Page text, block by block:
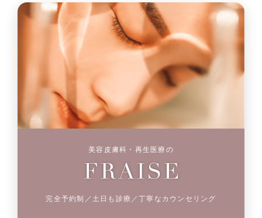
美容皮膚科・再生医療の
完全予約制／土日も診療／丁寧なカウンセリング